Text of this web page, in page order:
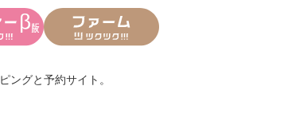
ングと予約サイト。